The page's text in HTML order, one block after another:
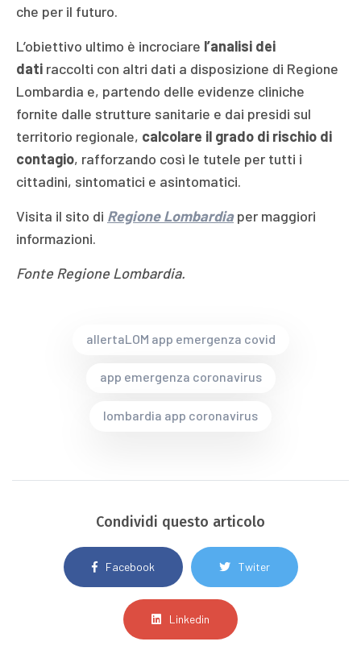
che per il futuro.
L’obiettivo ultimo è incrociare l’analisi dei
dati raccolti con altri dati a disposizione di Regione
Lombardia e, partendo delle evidenze cliniche
fornite dalle strutture sanitarie e dai presidi sul
territorio regionale, calcolare il grado di rischio di
contagio, rafforzando così le tutele per tutti i
cittadini, sintomatici e asintomatici.
Visita il sito di Regione Lombardiaper maggiori
informazioni.
Fonte Regione Lombardia.
allertaLOM app emergenza covid
app emergenza coronavirus
lombardia app coronavirus
Condividi questo articolo
Facebook Twiter
Linkedin